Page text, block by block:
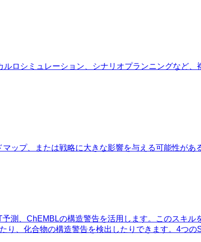
ロシミュレーション、シナリオプランニングなど、
ップ、または戦略に大きな影響を与える可能性があ
測、ChEMBLの構造警告を活用します。このスキル
、化合物の構造警告を検出したりできます。4つの